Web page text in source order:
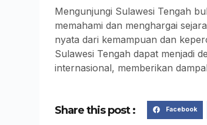
Mengunjungi Sulawesi Tengah
memahami dan menghargai
nyata dari kemampuan dan
Sulawesi Tengah dapat menjadi
internasional, memberikan
Share this post : Facebook